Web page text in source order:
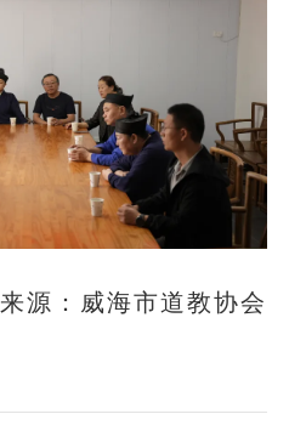
来源：威海市道教协会